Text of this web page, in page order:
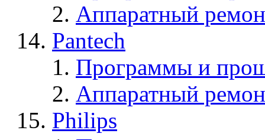
Аппаратный
Pantech
Программы и
Аппаратный
Philips